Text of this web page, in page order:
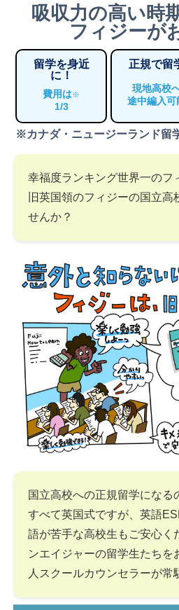
吸収力の高い時
フィジーが
留学を身近
に！
費用は※
1/3
正規で留
現地高校
途中編入可
※カナダ・ニュージーランド留
幸福度ランキング世界一のフ
旧英国領のフィジーの国立高
せんか？
国立高校への正規留学になる
すべて英国式ですが、英語
語が苦手な高校生もご安心く
ンエイジャーの留学生たちを
人スクールカウンセラーが常